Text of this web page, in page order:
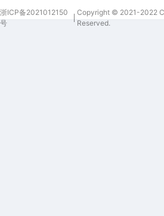
浙ICP备2021012150
号
Copyright © 2021-2022
Reserved.